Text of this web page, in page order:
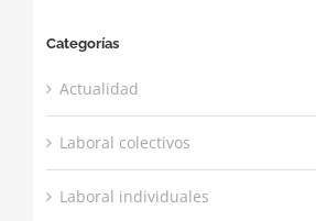
Categorías
Actualidad
Laboral colectivos
Laboral individuales